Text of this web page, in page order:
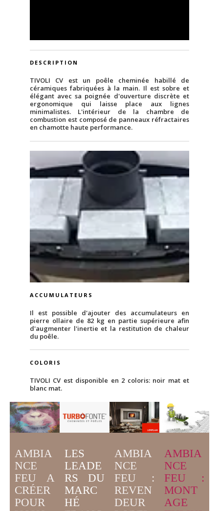
DESCRIPTION
TIVOLI CV est un poêle cheminée habillé de
céramiques fabriquées à la main. Il est sobre et
élégant avec sa poignée d'ouverture discrète et
ergonomique qui laisse place aux lignes
minimalistes. L'intérieur de la chambre de
combustion est composé de panneaux réfractaires
en chamotte haute performance.
ACCUMULATEURS
Il est possible d'ajouter des accumulateurs en
pierre ollaire de 82 kg en partie supérieure afin
d'augmenter l'inertie et la restitution de chaleur
du poêle.
COLORIS
TIVOLI CV est disponible en 2 coloris: noir mat et
blanc mat.
AMBIA
NCE
FEU A
CRÉER
POUR
LES
LEADE
RS DU
MARC
HÉ
AMBIA
NCE
FEU :
REVEN
DEUR
AMBIA
NCE
FEU :
MONT
AGE